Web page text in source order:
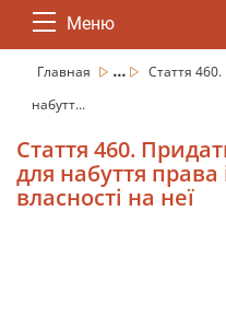
Меню
Главная ...
Стаття 460.
набутт...
Стаття 460.
для набуття права
власності на неї